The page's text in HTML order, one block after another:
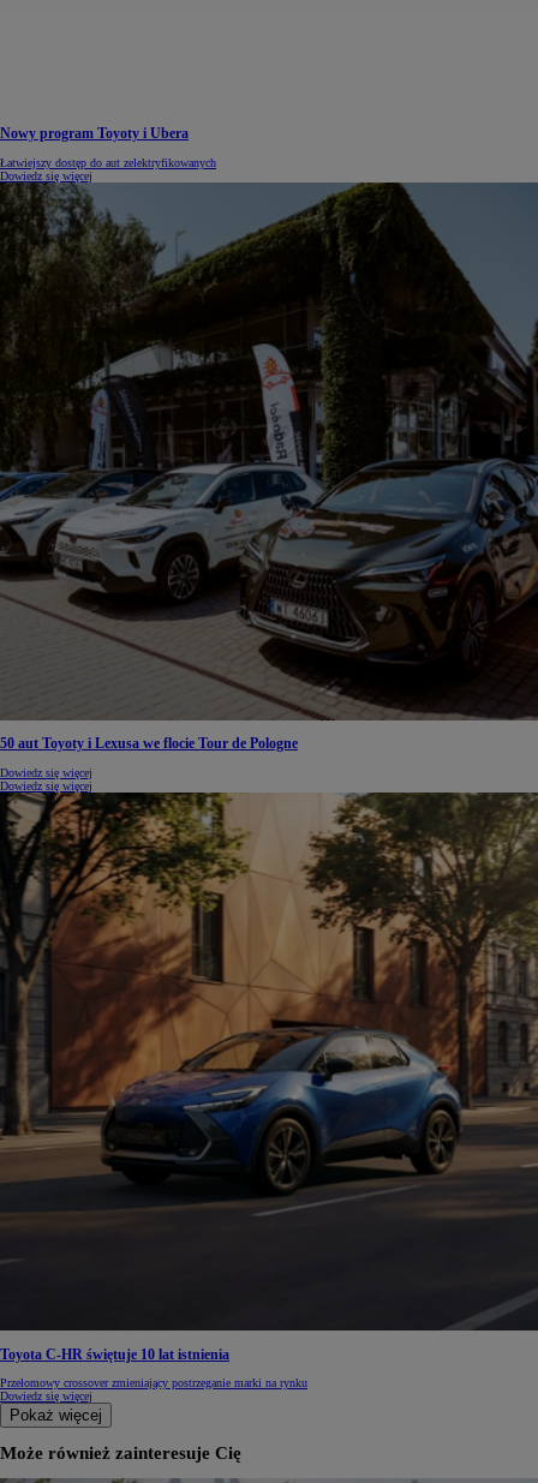
Nowy program Toyoty i Ubera
Łatwiejszy dostęp do aut zelektryfikowanych
Dowiedz się więcej
50 aut Toyoty i Lexusa we flocie Tour de Pologne
Dowiedz się więcej
Dowiedz się więcej
Toyota C-HR świętuje 10 lat istnienia
Przełomowy crossover zmieniający postrzeganie marki na rynku
Dowiedz się więcej
Pokaż więcej
Może również zainteresuje Cię